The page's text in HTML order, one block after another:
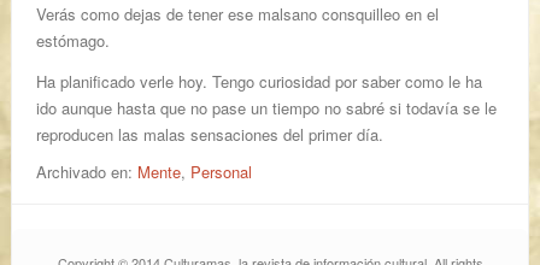
Verás como dejas de tener ese malsano consquilleo en el
estómago.
Ha planificado verle hoy. Tengo curiosidad por saber como le ha
ido aunque hasta que no pase un tiempo no sabré si todavía se le
reproducen las malas sensaciones del primer día.
Archivado en: Mente, Personal